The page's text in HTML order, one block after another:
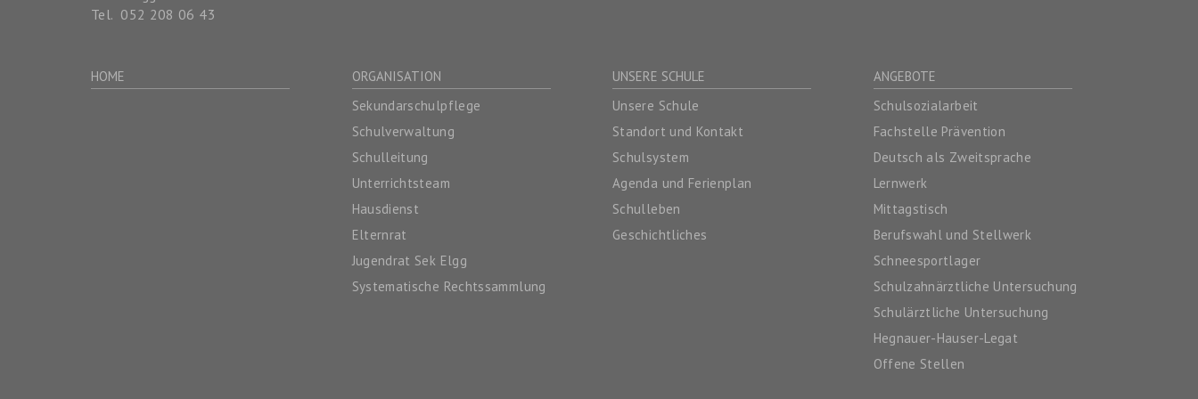
Tel. 052 208 06 43
HOME
ORGANISATION
Sekundarschulpflege
Schulverwaltung
Schulleitung
Unterrichtsteam
Hausdienst
Elternrat
Jugendrat Sek Elgg
Systematische Rechtssammlung
UNSERE SCHULE
Unsere Schule
Standort und Kontakt
Schulsystem
Agenda und Ferienplan
Schulleben
Geschichtliches
ANGEBOTE
Schulsozialarbeit
Fachstelle Prävention
Deutsch als Zweitsprache
Lernwerk
Mittagstisch
Berufswahl und Stellwerk
Schneesportlager
Schulzahnärztliche Untersuchung
Schulärztliche Untersuchung
Hegnauer-Hauser-Legat
Offene Stellen